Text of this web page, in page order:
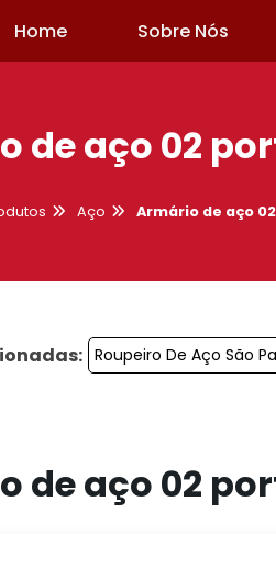
Home Sobre Nós
de aço 02
Aço Armário de aço
Roupeiro De Aço São
de aço 02